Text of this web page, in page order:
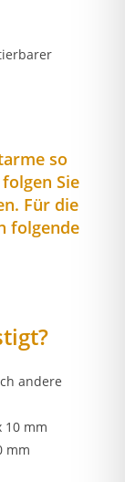
so
Sie
Für die
folgende
andere
10 mm
mm